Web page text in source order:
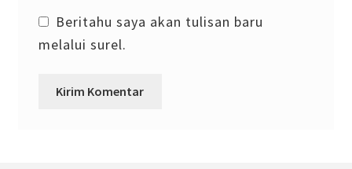
Beritahu saya akan tulisan baru
melalui surel.